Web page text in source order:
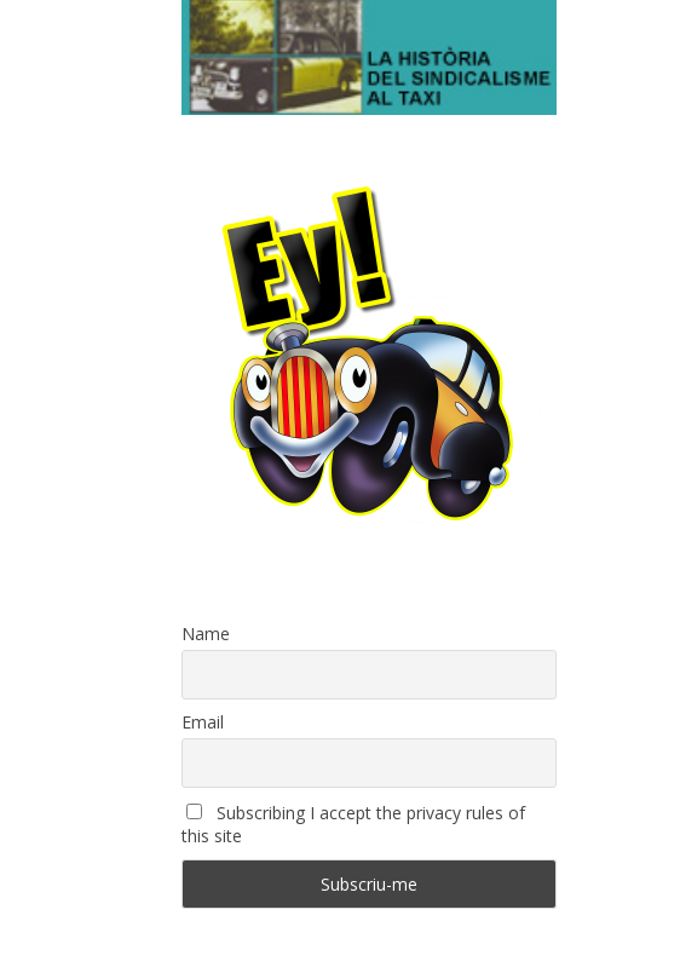
Name
Email
Subscribing I accept the privacy rules of
this site